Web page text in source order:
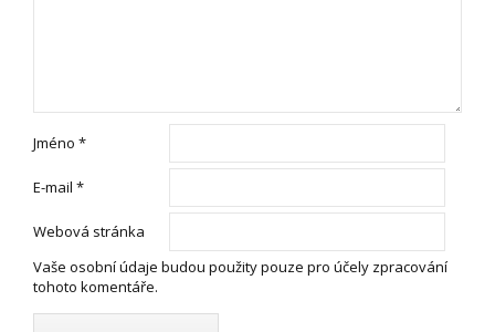
Jméno *
E-mail *
Webová stránka
Vaše osobní údaje budou použity pouze pro účely zpracování
tohoto komentáře.